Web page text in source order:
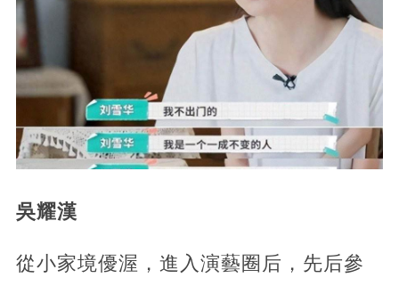
吳耀漢
從小家境優渥，進入演藝圈后，先后參